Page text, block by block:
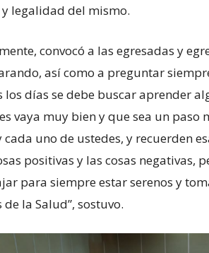
legalidad del mismo.
convocó a las egresadas y
así como a preguntar
los días se debe buscar aprender
vaya muy bien y que sea un paso
cada uno de ustedes, y recuerden
positivas y las cosas negativas,
para siempre estar serenos y
de la Salud”, sostuvo.